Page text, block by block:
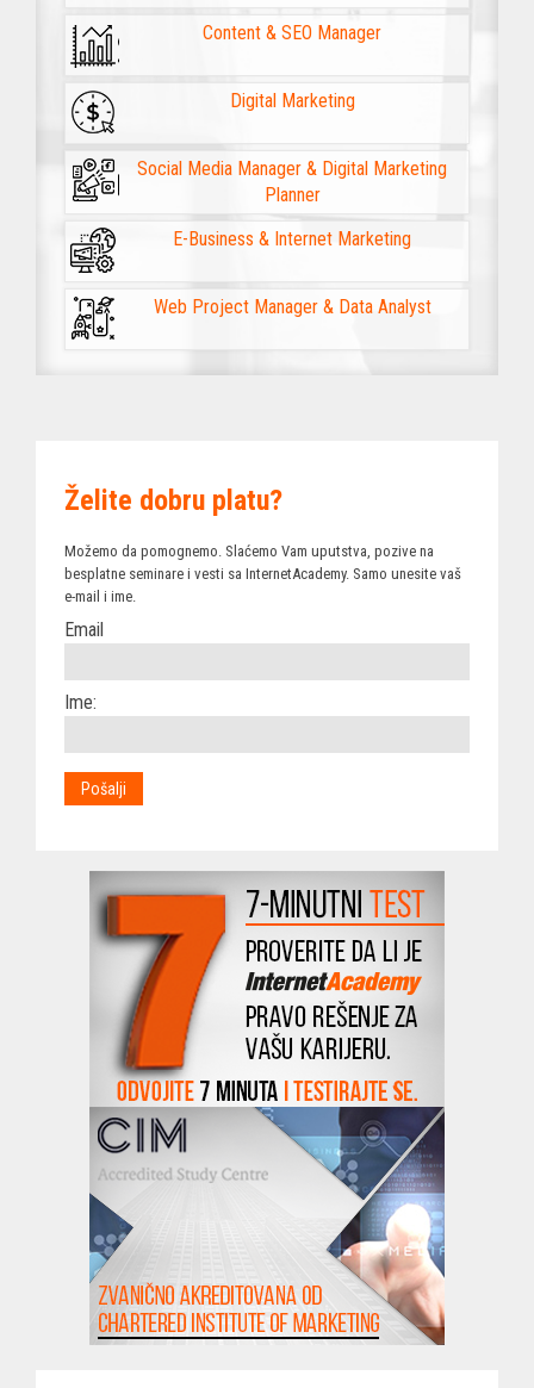
Content & SEO Manager
Digital Marketing
Social Media Manager & Digital Marketing
Planner
E-Business & Internet Marketing
Web Project Manager & Data Analyst
Želite dobru platu?
Možemo da pomognemo. Slaćemo Vam uputstva, pozive na
besplatne seminare i vesti sa InternetAcademy. Samo unesite vaš
e-mail i ime.
Email
Ime: